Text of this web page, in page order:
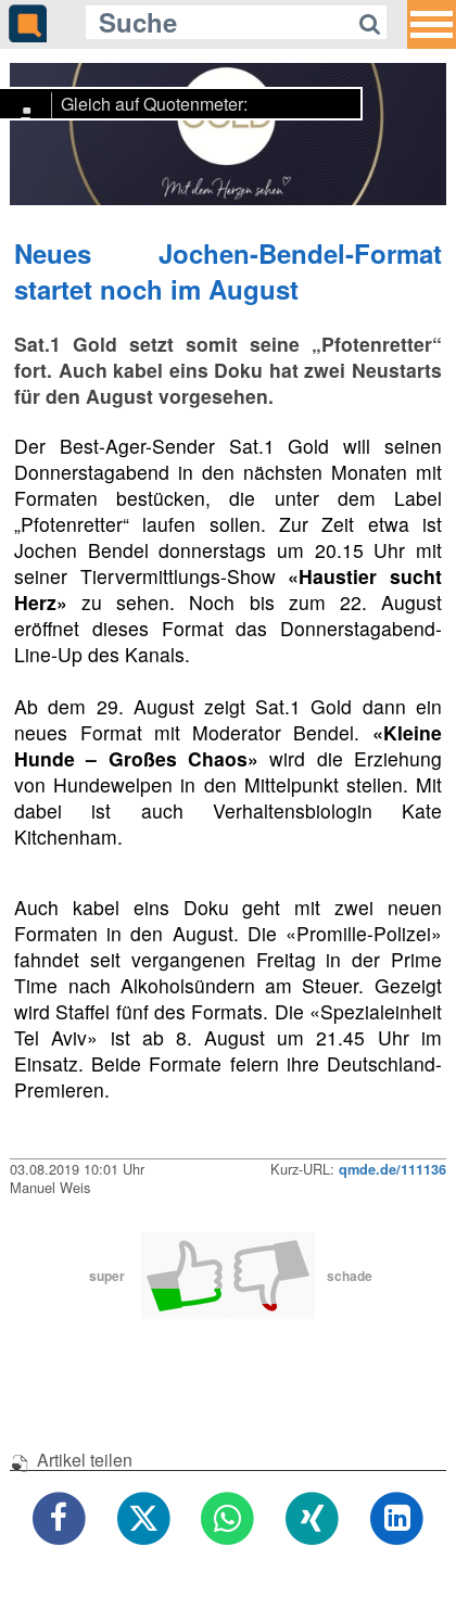
Gleich auf Quotenmeter:
Jessica Alba renoviert weiter für
Roku
Neues Jochen-Bendel-Format
startet noch im August
Sat.1 Gold setzt somit seine „Pfotenretter“
fort. Auch kabel eins Doku hat zwei Neustarts
für den August vorgesehen.
Der Best-Ager-Sender Sat.1 Gold will seinen
Donnerstagabend in den nächsten Monaten mit
Formaten bestücken, die unter dem Label
„Pfotenretter“ laufen sollen. Zur Zeit etwa ist
Jochen Bendel donnerstags um 20.15 Uhr mit
seiner Tiervermittlungs-Show «Haustier sucht
Herz» zu sehen. Noch bis zum 22. August
eröffnet dieses Format das Donnerstagabend-
Line-Up des Kanals.
Ab dem 29. August zeigt Sat.1 Gold dann ein
neues Format mit Moderator Bendel. «Kleine
Hunde – Großes Chaos» wird die Erziehung
von Hundewelpen in den Mittelpunkt stellen. Mit
dabei ist auch Verhaltensbiologin Kate
Kitchenham.
Auch kabel eins Doku geht mit zwei neuen
Formaten in den August. Die «Promille-Polizei»
fahndet seit vergangenen Freitag in der Prime
Time nach Alkoholsündern am Steuer. Gezeigt
wird Staffel fünf des Formats. Die «Spezialeinheit
Tel Aviv» ist ab 8. August um 21.45 Uhr im
Einsatz. Beide Formate feiern ihre Deutschland-
Premieren.
03.08.2019 10:01 Uhr Kurz-URL: qmde.de/111136
Manuel Weis
super schade
Artikel teilen